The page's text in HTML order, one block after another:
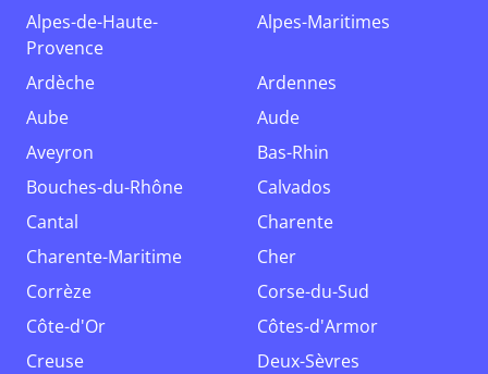
Alpes-de-Haute-
Provence
Alpes-Maritimes
Ardèche
Ardennes
Aube
Aude
Aveyron
Bas-Rhin
Bouches-du-Rhône
Calvados
Cantal
Charente
Charente-Maritime
Cher
Corrèze
Corse-du-Sud
Côte-d'Or
Côtes-d'Armor
Creuse
Deux-Sèvres